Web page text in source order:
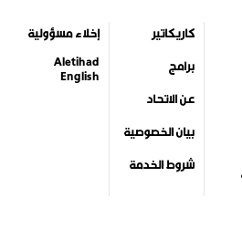
كاريكاتير
برامج
عن الاتحاد
بيان الخصوصية
شروط الخدمة
إخلاء مسؤولية
Aletihad
English